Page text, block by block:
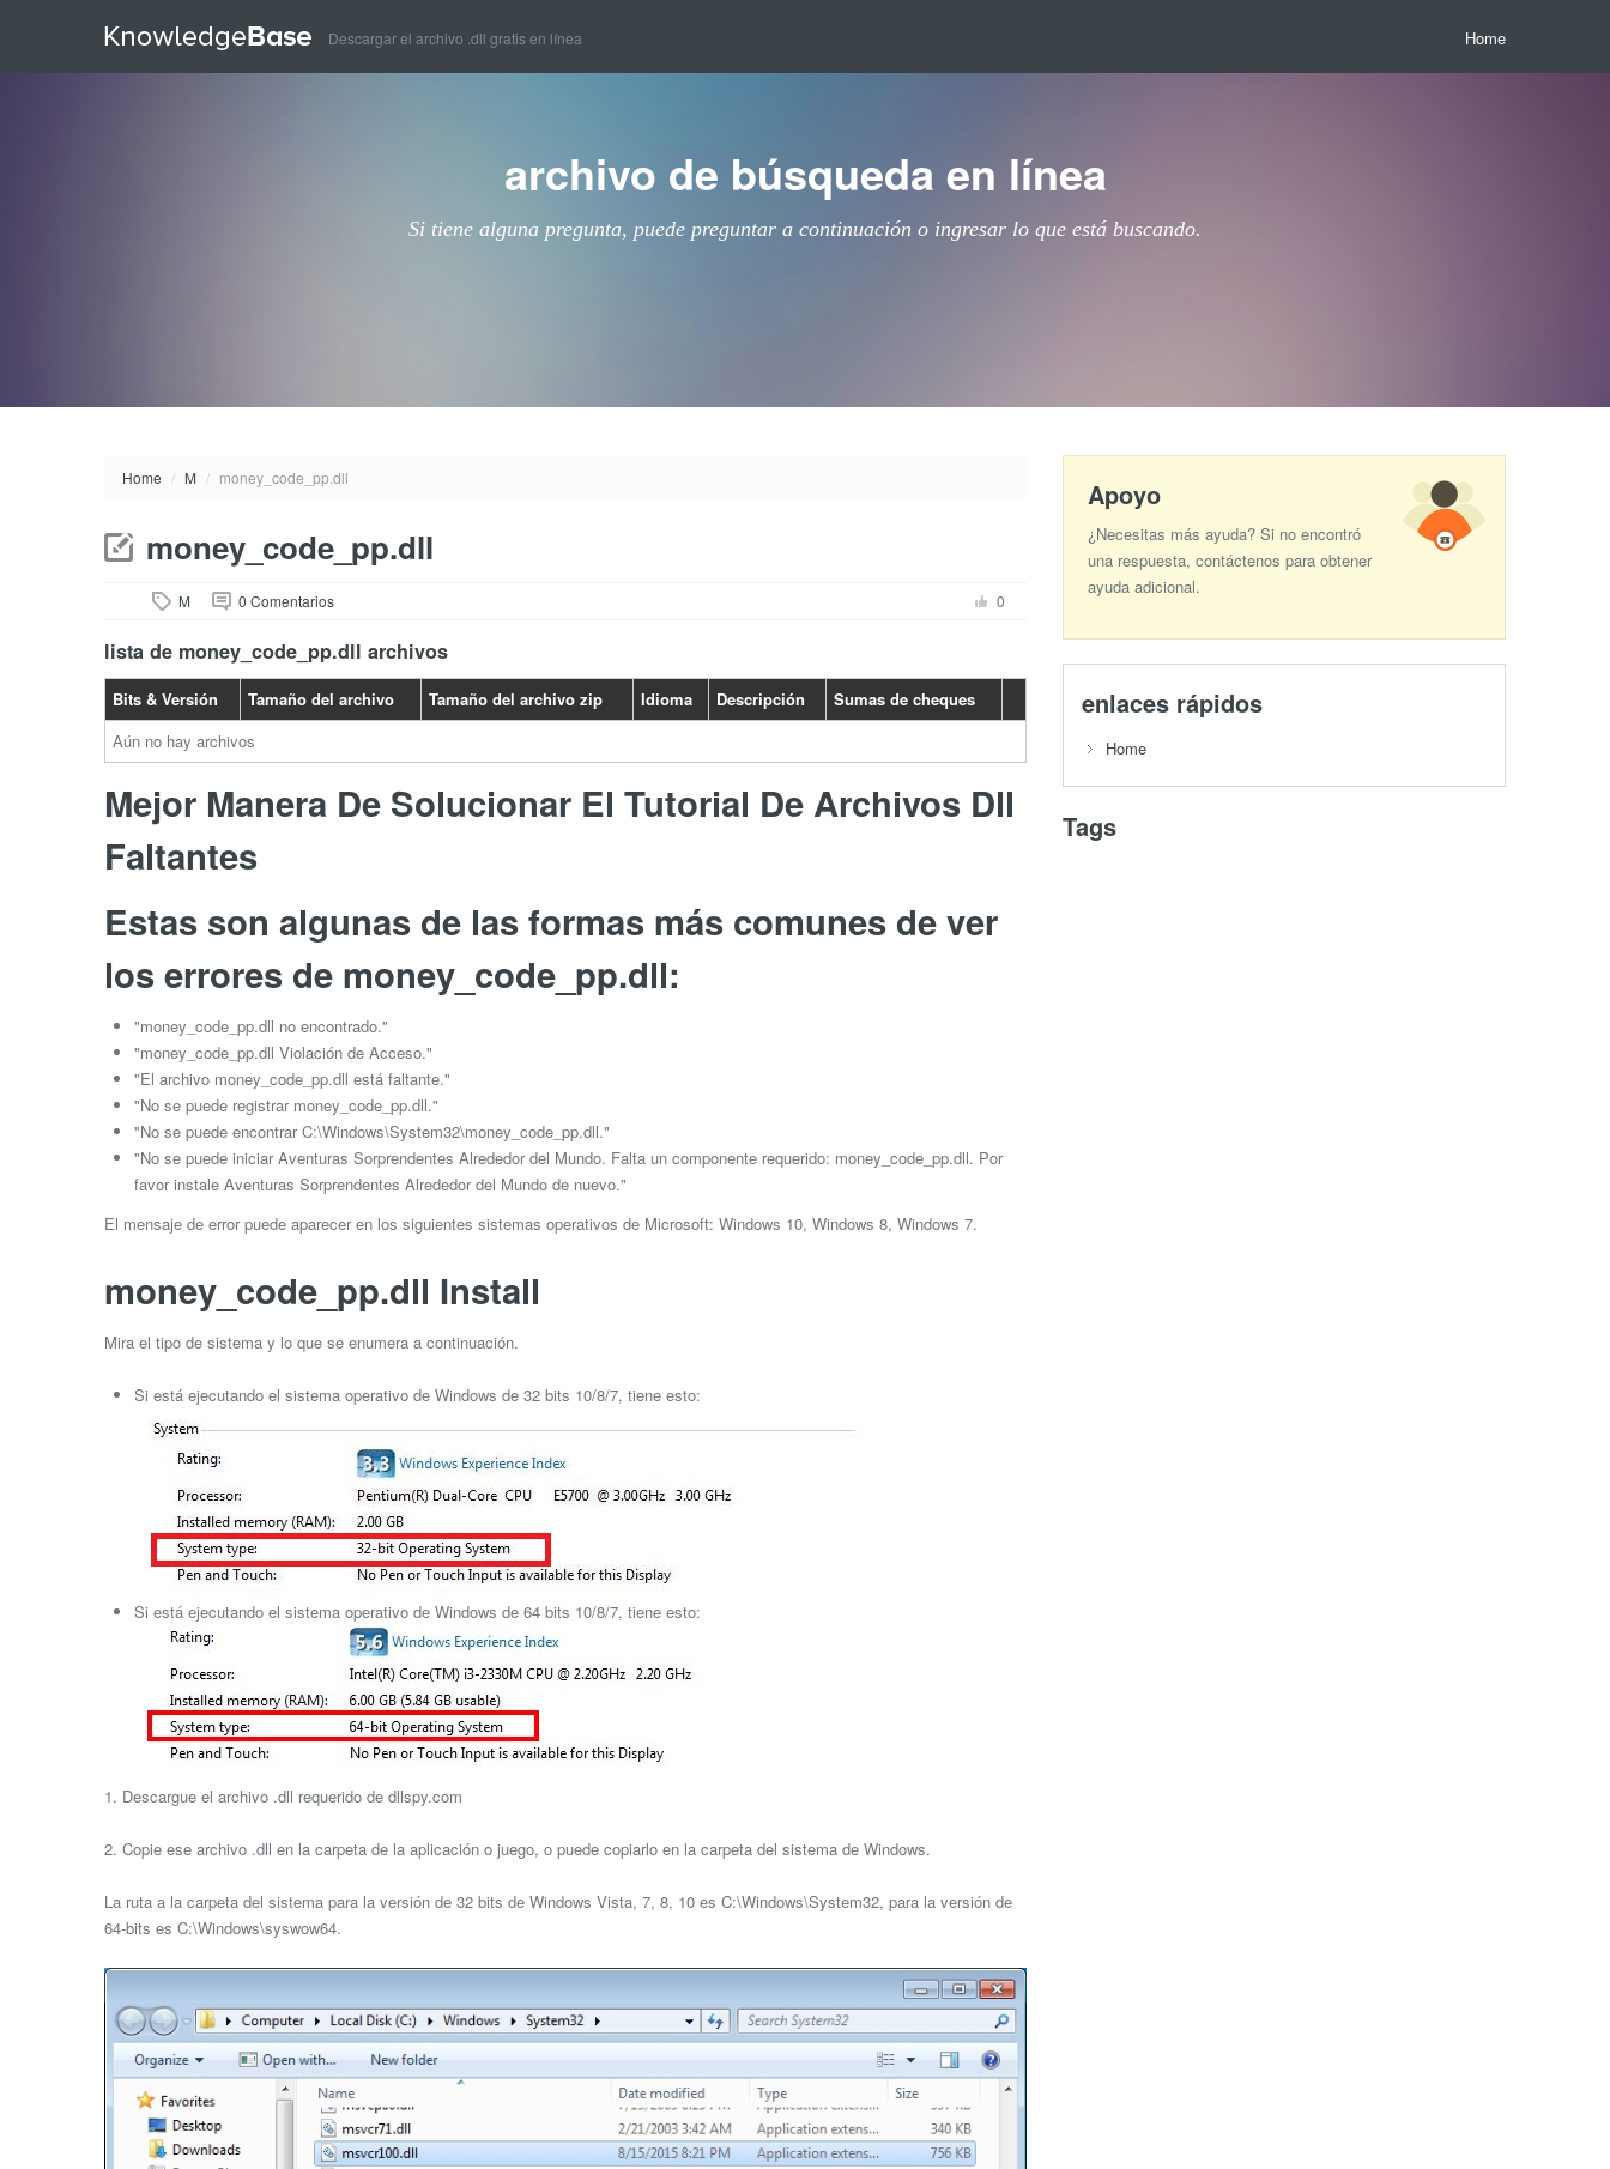
Descargar el archivo .dll gratis en línea Home
archivo de búsqueda en línea
Si tiene alguna pregunta, puede preguntar a continuación o ingresar lo que está buscando.
Home / M / money_code_pp.dll
money_code_pp.dll
M 0 Comentarios 0
lista de money_code_pp.dll archivos
Bits & Versión Tamaño del archivo Tamaño del archivo zip Idioma Descripción
Sumas de cheques
Aún no hay archivos
Mejor Manera De Solucionar El Tutorial De Archivos Dll
Faltantes
Estas son algunas de las formas más comunes de ver
los errores de money_code_pp.dll:
"money_code_pp.dll no encontrado."
"money_code_pp.dll Violación de Acceso."
"El archivo money_code_pp.dll está faltante."
"No se puede registrar money_code_pp.dll."
"No se puede encontrar C:\Windows\System32\money_code_pp.dll."
"No se puede iniciar Aventuras Sorprendentes Alrededor del Mundo. Falta un componente requerido: money_code_pp.dll. Por
favor instale Aventuras Sorprendentes Alrededor del Mundo de nuevo."
El mensaje de error puede aparecer en los siguientes sistemas operativos de Microsoft: Windows 10, Windows 8, Windows 7.
money_code_pp.dll Install
Mira el tipo de sistema y lo que se enumera a continuación.
Si está ejecutando el sistema operativo de Windows de 32 bits 10/8/7, tiene esto:
Si está ejecutando el sistema operativo de Windows de 64 bits 10/8/7, tiene esto:
1. Descargue el archivo .dll requerido de dllspy.com
2. Copie ese archivo .dll en la carpeta de la aplicación o juego, o puede copiarlo en la carpeta del sistema de Windows.
La ruta a la carpeta del sistema para la versión de 32 bits de Windows Vista, 7, 8, 10 es C:\Windows\System32, para la versión de
64-bits es C:\Windows\syswow64.
Apoyo
¿Necesitas más ayuda? Si no encontró
una respuesta, contáctenos para obtener
ayuda adicional.
enlaces rápidos
Home
Tags